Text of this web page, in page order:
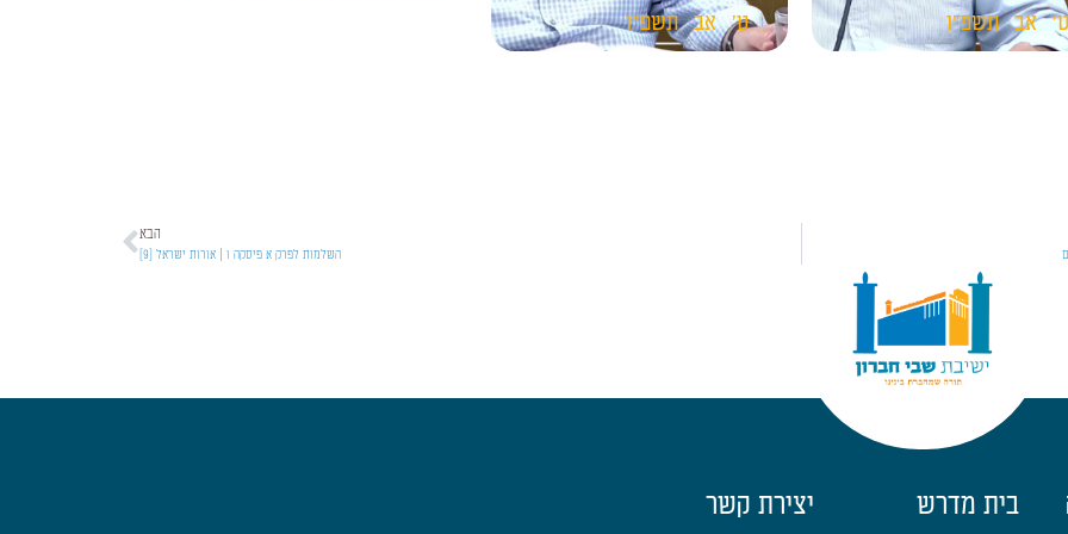
אב תשפ"ו ט' אב תשפ"ו
הבא
השלמות לפרק א פיסקה ו | אורות ישראל [9]
בית מדרש יצירת קשר